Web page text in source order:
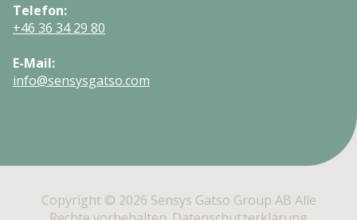
Telefon:
+46 36 34 29 80
E-Mail:
info@sensysgatso.com
Copyright © 2026 Sensys Gatso Group AB Alle